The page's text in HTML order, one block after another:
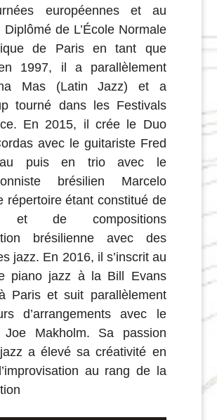
européennes et au
Diplômé de L’École Normale
de Paris en tant que
1997, il a parallèlement
Mas (Latin Jazz) et a
tourné dans les Festivals
En 2015, il crée le Duo
avec le guitariste Fred
puis en trio avec le
brésilien Marcelo
répertoire étant constitué de
et de compositions
brésilienne avec des
jazz. En 2016, il s’inscrit au
piano jazz à la Bill Evans
Paris et suit parallèlement
d’arrangements avec le
Joe Makholm. Sa passion
a élevé sa créativité en
au rang de la